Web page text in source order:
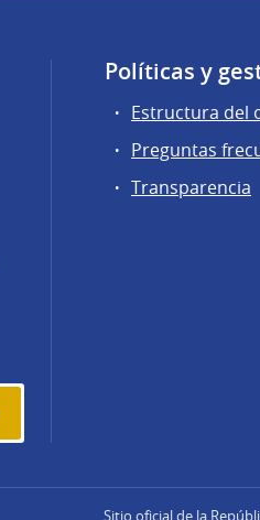
Políticas y
Estructura del
Preguntas
Transparencia
Sitio oficial de la